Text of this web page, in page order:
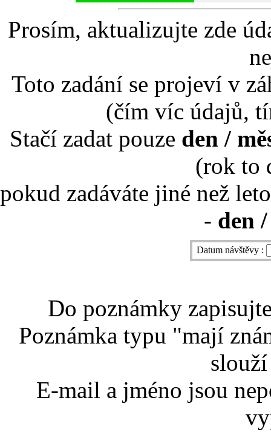
Prosím, aktualizujte zde
Toto zadání se projeví v
(čím víc údajů,
Stačí zadat pouze den /
(rok to
pokud zadáváte jiné než
- den
Datum návštěvy :
Do poznámky
Poznámka typu "mají
E-mail a jméno jsou